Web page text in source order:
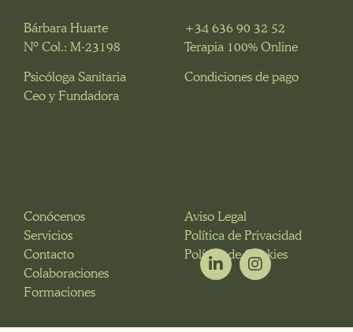
Bárbara Huarte
Nº Col.: M-23198
Psicóloga Sanitaria
Ceo y Fundadora
+34 636 90 32 52
Terapia 100% Online
Condiciones de pago
Conócenos
Servicios
Contacto
Colaboraciones
Formaciones
Aviso Legal
Política de Privacidad
Política de Cookies